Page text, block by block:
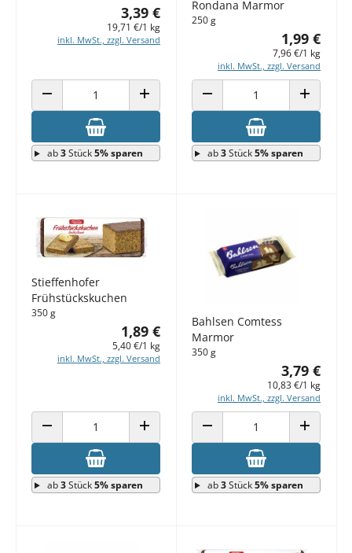
3,39 €
19,71 €/1 kg
inkl. MwSt., zzgl. Versand
ANZAHL VERRINGERN ANZAHL ERHÖHEN
ab3Stück5% sparen
Rondana Marmor
250 g
1,99 €
7,96 €/1 kg
inkl. MwSt., zzgl. Versand
ANZAHL VERRINGERN ANZAHL
ab3Stück5% sparen
Stieffenhofer
Frühstückskuchen
350 g
1,89 €
5,40 €/1 kg
inkl. MwSt., zzgl. Versand
ANZAHL VERRINGERN ANZAHL ERHÖHEN
ab3Stück5% sparen
Bahlsen Comtess
Marmor
350 g
3,79 €
10,83 €/1 kg
inkl. MwSt., zzgl. Versand
ANZAHL VERRINGERN ANZAHL
ab3Stück5% sparen